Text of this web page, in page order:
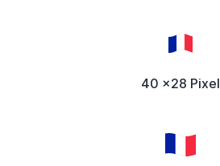
40 x28 Pixel